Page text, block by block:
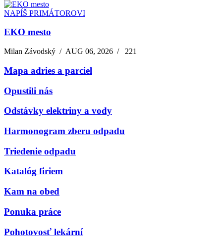
NAPÍŠ PRIMÁTOROVI
EKO mesto
Milan Závodský /AUG 06, 2026 / 221
Mapa adries a parciel
Opustili nás
Odstávky elektriny a vody
Harmonogram zberu odpadu
Triedenie odpadu
Katalóg firiem
Kam na obed
Ponuka práce
Pohotovosť lekární